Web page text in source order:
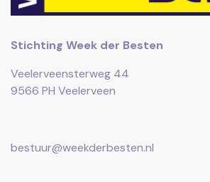
Stichting Week der Besten
Veelerveensterweg 44
9566 PH Veelerveen
bestuur@weekderbesten.nl